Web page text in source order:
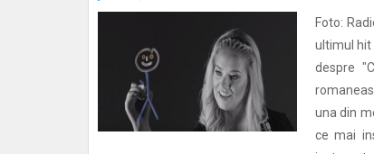
Foto:
ultimul hit
despre
una din
ce mai